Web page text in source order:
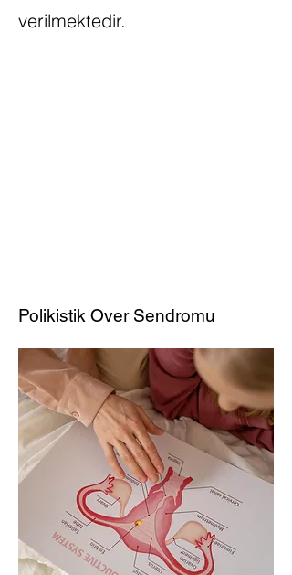
verilmektedir.
Polikistik Over Sendromu